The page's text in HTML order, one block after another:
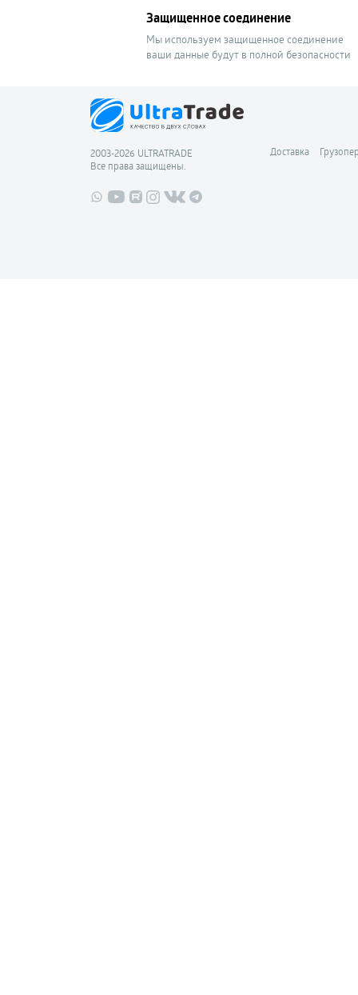
Защищенное соединение
Мы используем защищенное соединение
ваши данные будут в полной безопасности
Доставка
2003-2026 ULTRATRADE
Все права защищены.